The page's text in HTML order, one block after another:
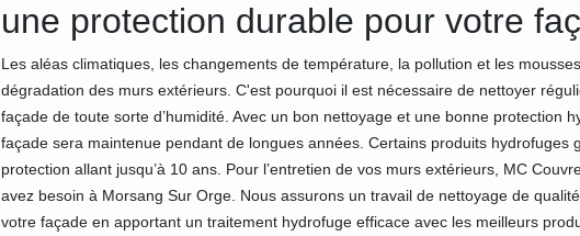
une protection durable pour votre
Les aléas climatiques, les changements de température, la pollution et les
dégradation des murs extérieurs. C'est pourquoi il est nécessaire de nettoyer
façade de toute sorte d’humidité. Avec un bon nettoyage et une bonne protection
façade sera maintenue pendant de longues années. Certains produits hydrofuges
protection allant jusqu’à 10 ans. Pour l’entretien de vos murs extérieurs, MC
avez besoin à Morsang Sur Orge. Nous assurons un travail de nettoyage de
votre façade en apportant un traitement hydrofuge efficace avec les meilleurs